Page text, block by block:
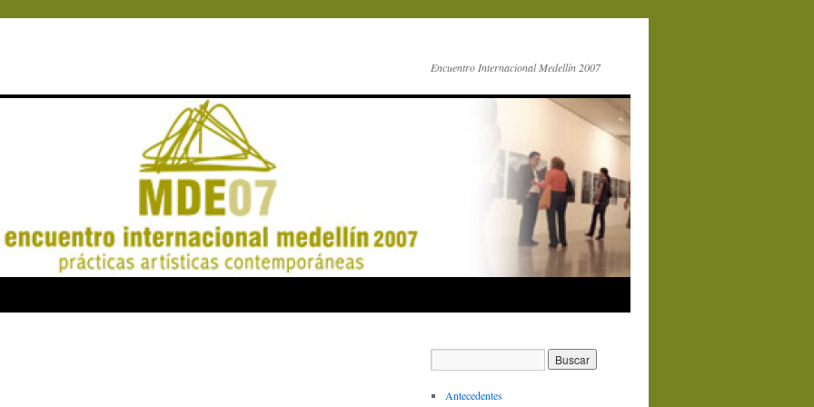
Encuentro Internacional Medellín 2007
Antecedentes